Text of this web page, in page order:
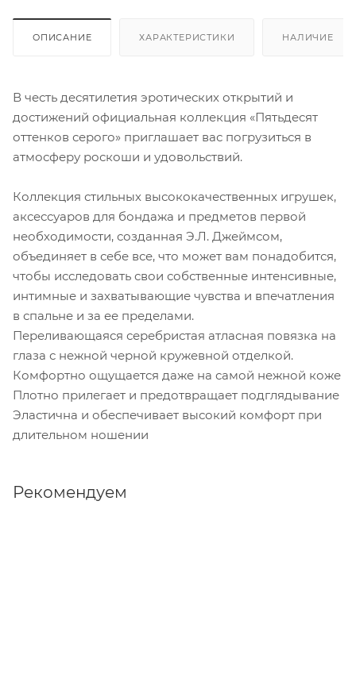
ОПИСАНИЕ ХАРАКТЕРИСТИКИ НАЛИЧИЕ
В честь десятилетия эротических открытий и
достижений официальная коллекция «Пятьдесят
оттенков серого» приглашает вас погрузиться в
атмосферу роскоши и удовольствий.
Коллекция стильных высококачественных игрушек,
аксессуаров для бондажа и предметов первой
необходимости, созданная Э.Л. Джеймсом,
объединяет в себе все, что может вам понадобится,
чтобы исследовать свои собственные интенсивные,
интимные и захватывающие чувства и впечатления
в спальне и за ее пределами.
Переливающаяся серебристая атласная повязка на
глаза с нежной черной кружевной отделкой.
Комфортно ощущается даже на самой нежной коже
Плотно прилегает и предотвращает подглядывание
Эластична и обеспечивает высокий комфорт при
длительном ношении
Рекомендуем